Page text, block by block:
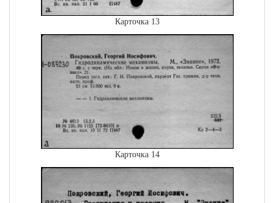
Карточка 13
Карточка 14